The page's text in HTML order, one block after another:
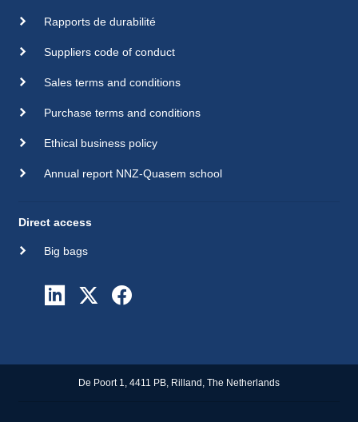
Rapports de durabilité
Suppliers code of conduct
Sales terms and conditions
Purchase terms and conditions
Ethical business policy
Annual report NNZ-Quasem school
Direct access
Big bags
De Poort 1, 4411 PB, Rilland, The Netherlands